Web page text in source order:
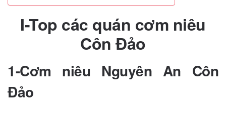
I-Top các quán cơm niêu
Côn Đảo
1-Cơm niêu Nguyên An Côn
Đảo